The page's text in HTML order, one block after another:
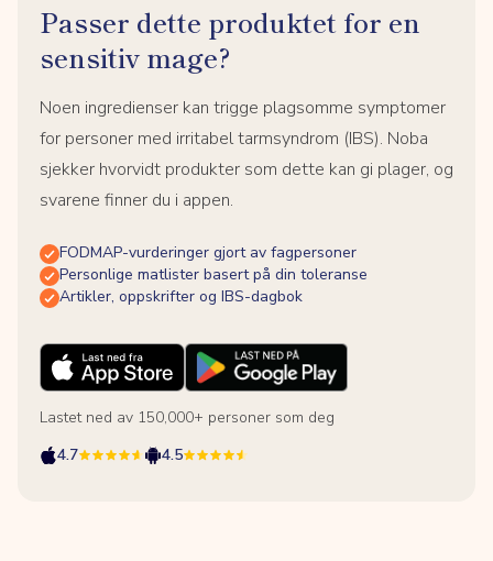
Passer dette produktet for en
sensitiv mage?
Noen ingredienser kan trigge plagsomme symptomer
for personer med irritabel tarmsyndrom (IBS). Noba
sjekker hvorvidt produkter som dette kan gi plager, og
svarene finner du i appen.
FODMAP-vurderinger gjort av fagpersoner
Personlige matlister basert på din toleranse
Artikler, oppskrifter og IBS-dagbok
Lastet ned av 150,000+ personer som deg
4.7
4.5